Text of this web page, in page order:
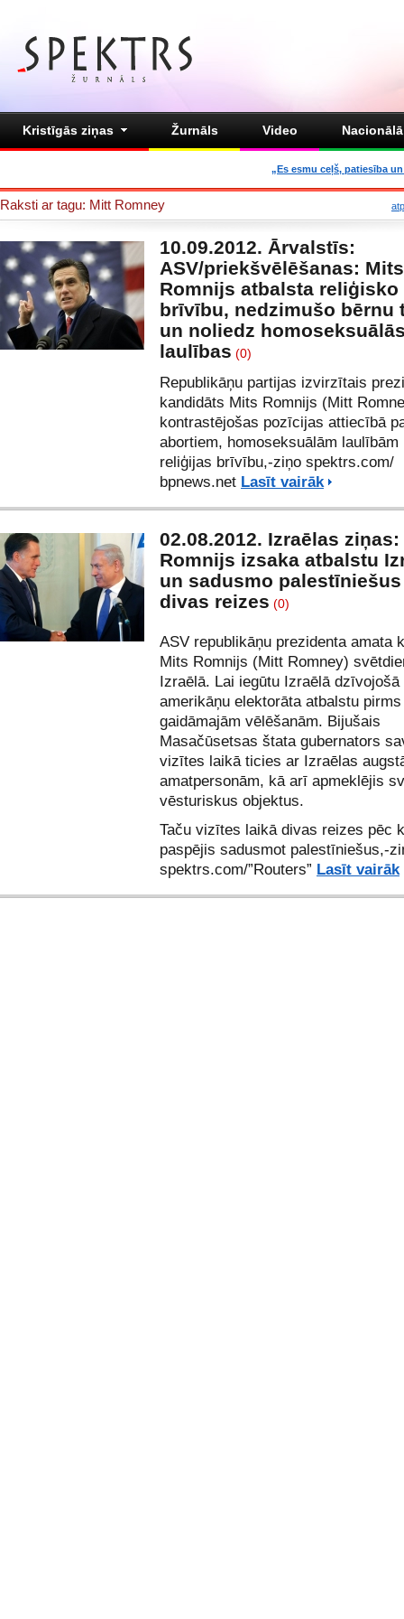
Kristīgās ziņas Žurnāls Video
„Es esmu ceļš, patiesība
Raksti ar tagu: Mitt Romney
10.09.2012. Ārvalstīs:
ASV/priekšvēlēšanas: Mits
Romnijs atbalsta reliģisko
brīvību, nedzimušo bērnu
un noliedz
laulības (0)
Republikāņu partijas izvirzītais
kandidāts Mits Romnijs (Mitt
kontrastējošas pozīcijas attiecībā
abortiem, homoseksuālām laulībām
reliģijas brīvību,-ziņo spektrs.com/
bpnews.net Lasīt vairāk
02.08.2012. Izraēlas ziņas:
Romnijs izsaka atbalstu
un sadusmo
divas reizes (0)
ASV republikāņu prezidenta amata
Mits Romnijs (Mitt Romney)
Izraēlā. Lai iegūtu Izraēlā dzīvojošā
amerikāņu elektorāta atbalstu
gaidāmajām vēlēšanām. Bijušais
Masačūsetsas štata gubernators
vizītes laikā ticies ar Izraēlas
amatpersonām, kā arī apmeklējis
vēsturiskus objektus.
Taču vizītes laikā divas reizes pēc
paspējis sadusmot palestīniešus,-
spektrs.com/”Routers” Lasīt vairāk